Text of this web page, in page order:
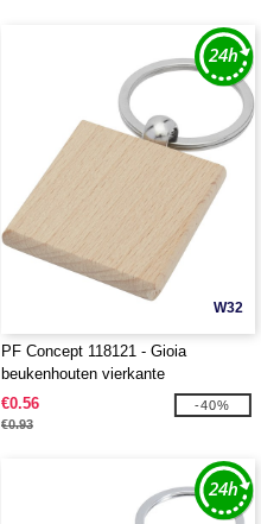
W32
PF Concept 118121 - Gioia
beukenhouten vierkante
sleutelhanger
€0.56
€0.93
-40%